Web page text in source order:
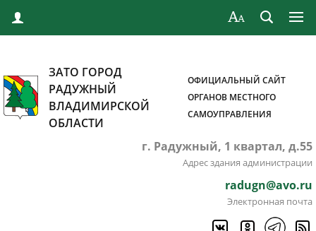
ЗАТО ГОРОД
РАДУЖНЫЙ
ВЛАДИМИРСКОЙ
ОБЛАСТИ
ОФИЦИАЛЬНЫЙ САЙТ
ОРГАНОВ МЕСТНОГО
САМОУПРАВЛЕНИЯ
г. Радужный, 1 квартал, д.55
Адрес здания администрации
radugn@avo.ru
Электронная почта